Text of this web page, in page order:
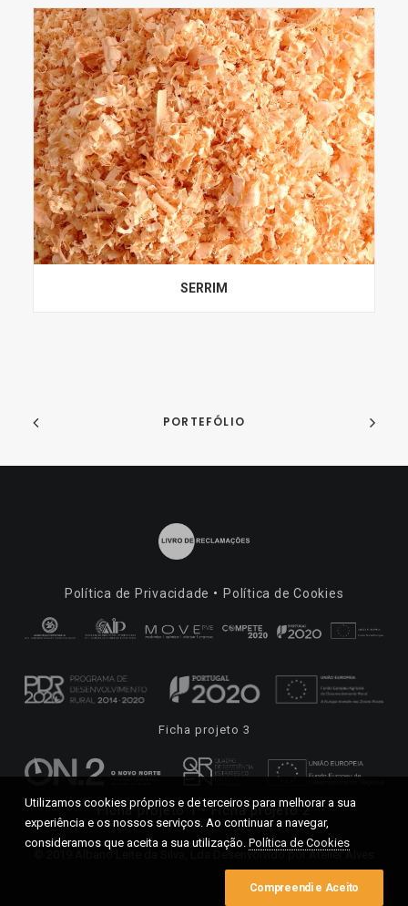
SERRIM
PORTEFÓLIO
Política de Privacidade Política de Cookies
Ficha projeto 3
Ficha projeto 1 Ficha projeto 2
© 2019 Albano Leite da Silva, Lda Desenvolvido porAtelier Alves
Utilizamos cookies próprios e de terceiros para melhorar a sua
experiência e os nossos serviços. Ao continuar a navegar,
consideramos que aceita a sua utilização. Política de Cookies
Compreendi e Aceito